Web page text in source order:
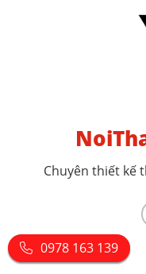
Chuyên thiết kế
0978 163 139